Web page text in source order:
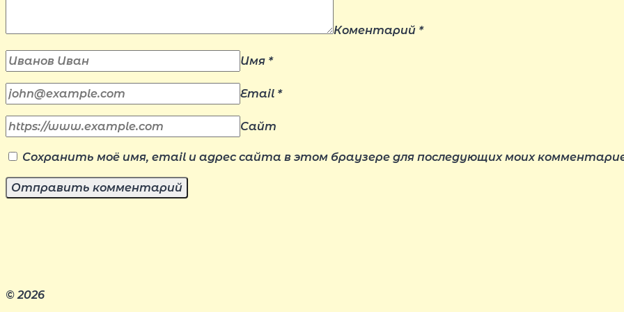
Коментарий *
Имя *
Email *
Сайт
Сохранить моё имя, email и адрес сайта в этом браузере для последующих моих
© 2026